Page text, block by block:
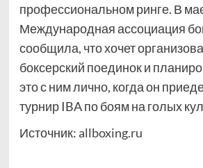
профессиональном ринге. В
Международная ассоциация
сообщила, что хочет
боксерский поединок и
это с ним лично, когда он
турнир IBA по боям на голых
Источник: allboxing.ru